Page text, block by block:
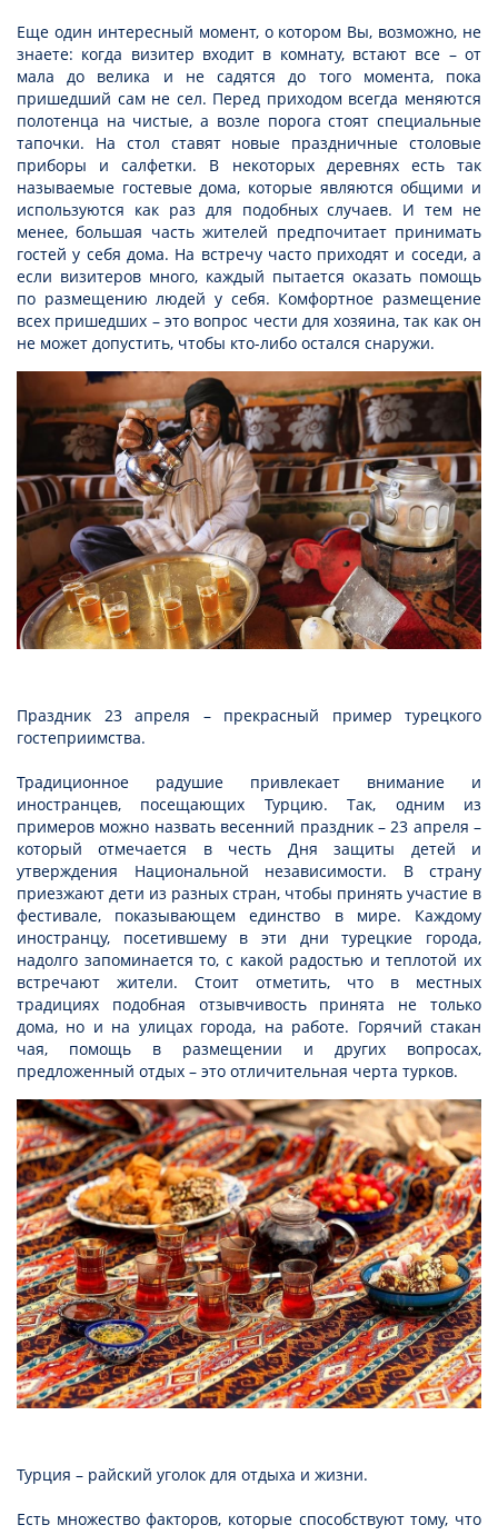
Еще один интересный момент, о котором Вы, возможно, не
знаете: когда визитер входит в комнату, встают все – от
мала до велика и не садятся до того момента, пока
пришедший сам не сел. Перед приходом всегда меняются
полотенца на чистые, а возле порога стоят специальные
тапочки. На стол ставят новые праздничные столовые
приборы и салфетки. В некоторых деревнях есть так
называемые гостевые дома, которые являются общими и
используются как раз для подобных случаев. И тем не
менее, большая часть жителей предпочитает принимать
гостей у себя дома. На встречу часто приходят и соседи, а
если визитеров много, каждый пытается оказать помощь
по размещению людей у себя. Комфортное размещение
всех пришедших – это вопрос чести для хозяина, так как он
не может допустить, чтобы кто-либо остался снаружи.
Праздник 23 апреля – прекрасный пример турецкого
гостеприимства.
Традиционное радушие привлекает внимание и
иностранцев, посещающих Турцию. Так, одним из
примеров можно назвать весенний праздник – 23 апреля –
который отмечается в честь Дня защиты детей и
утверждения Национальной независимости. В страну
приезжают дети из разных стран, чтобы принять участие в
фестивале, показывающем единство в мире. Каждому
иностранцу, посетившему в эти дни турецкие города,
надолго запоминается то, с какой радостью и теплотой их
встречают жители. Стоит отметить, что в местных
традициях подобная отзывчивость принята не только
дома, но и на улицах города, на работе. Горячий стакан
чая, помощь в размещении и других вопросах,
предложенный отдых – это отличительная черта турков.
Турция – райский уголок для отдыха и жизни.
Есть множество факторов, которые способствуют тому, что